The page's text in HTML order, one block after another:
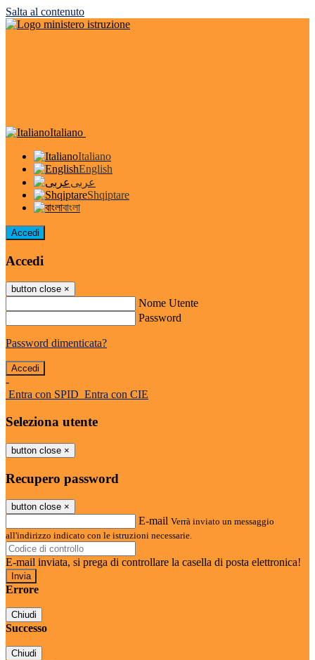
Salta al contenuto
Italiano
Italiano
English
عربى
Shqiptare
বাংলা
Accedi
Accedi
button close ×
Nome Utente
Password
Password dimenticata?
-
Entra con SPID Entra con CIE
Seleziona utente
button close ×
Recupero password
button close ×
E-mail Verrà inviato un messaggio
all'indirizzo indicato con le istruzioni necessarie.
E-mail inviata, si prega di controllare la casella di posta elettronica!
Errore
Chiudi
Successo
Chiudi